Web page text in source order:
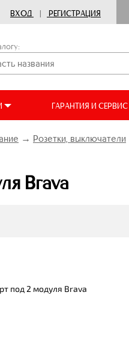
ВХОД | РЕГИСТРАЦИЯ
ГАРАНТИЯ И СЕРВИС
→ Розетки, выключатели
Brava
под 2 модуля Brava